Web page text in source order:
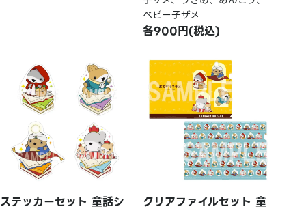
ベビー子ザメ
各900円(税込)
ステッカーセット 童話シ
クリアファイルセット 童